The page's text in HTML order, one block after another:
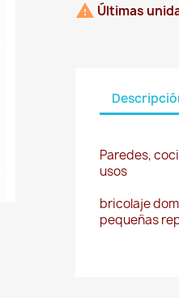
 Últimas
Paredes,
usos
bricolaje
pequeñas